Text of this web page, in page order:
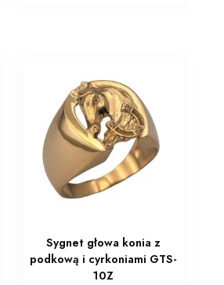
Sygnet głowa konia z
podkową i cyrkoniami GTS-
10Z